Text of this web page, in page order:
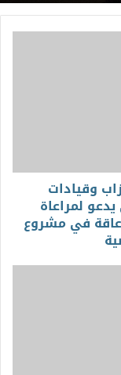
وقيادات
لمراعاة
في مشروع